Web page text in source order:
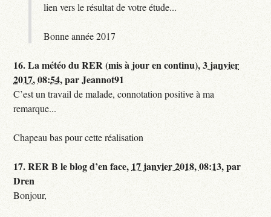
lien vers le résultat de votre étude...
Bonne année 2017
16.La météo du RER (mis à jour en continu),3 janvier
2017, 08:54,parJeannot91
C’est un travail de malade, connotation positive à ma
remarque...
Chapeau bas pour cette réalisation
17.RER B le blog d’en face, 17 janvier 2018, 08:13,par
Dren
Bonjour,